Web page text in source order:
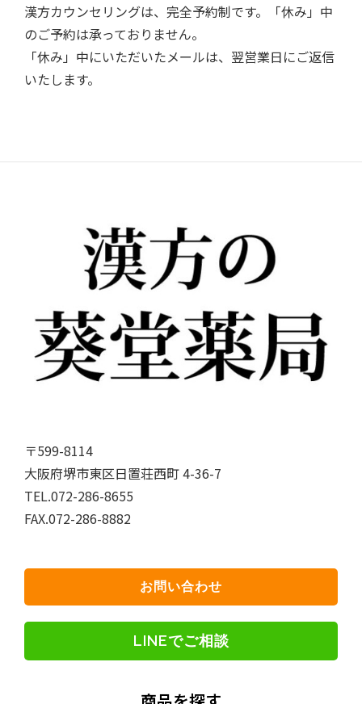
漢方カウンセリングは、完全予約制です。「休み」中
のご予約は承っておりません。
「休み」中にいただいたメールは、翌営業日にご返信
いたします。
〒599-8114
大阪府堺市東区日置荘西町 4-36-7
TEL.072-286-8655
FAX.072-286-8882
お問い合わせ
LINEでご相談